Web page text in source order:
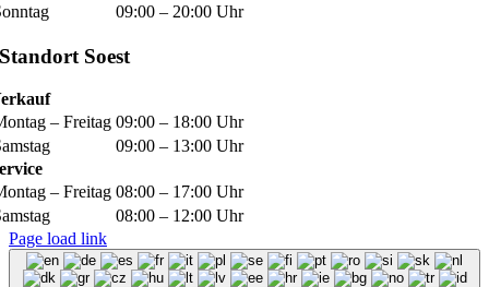
09:00 – 20:00 Uhr
Standort Soest
– Freitag 09:00 – 18:00 Uhr
09:00 – 13:00 Uhr
– Freitag 08:00 – 17:00 Uhr
08:00 – 12:00 Uhr
Page load link